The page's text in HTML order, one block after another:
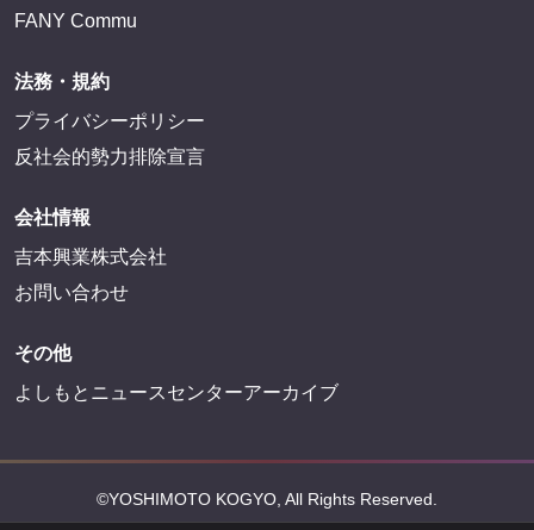
FANY Commu
法務・規約
プライバシーポリシー
反社会的勢力排除宣言
会社情報
吉本興業株式会社
お問い合わせ
その他
よしもとニュースセンターアーカイブ
©YOSHIMOTO KOGYO, All Rights Reserved.